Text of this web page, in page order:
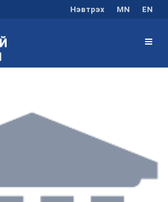
Нэвтрэх MN EN